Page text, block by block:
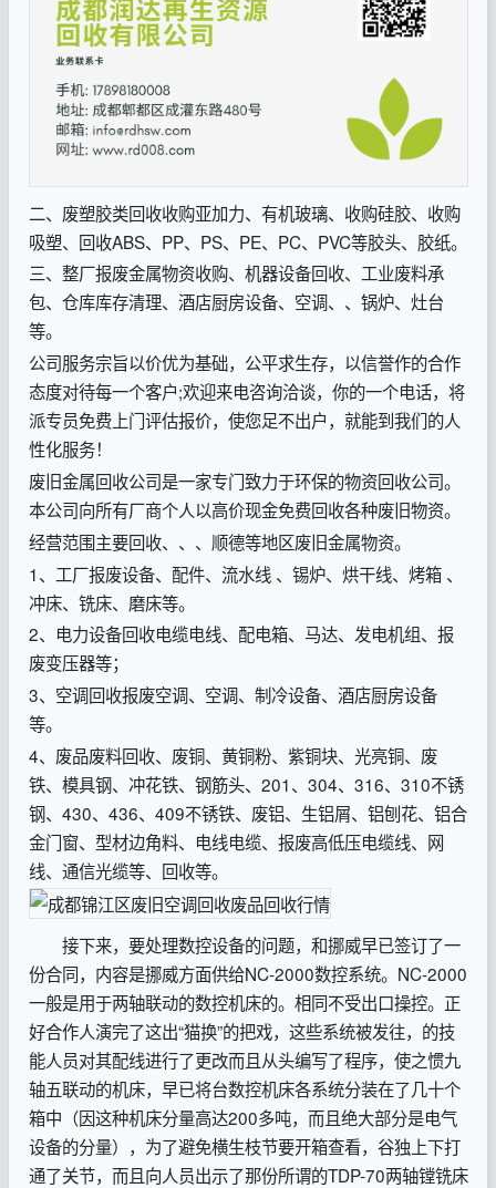
二、废塑胶类回收收购亚加力、有机玻璃、收购硅胶、收购
吸塑、回收ABS、PP、PS、PE、PC、PVC等胶头、胶纸。
三、整厂报废金属物资收购、机器设备回收、工业废料承
包、仓库库存清理、酒店厨房设备、空调、、锅炉、灶台
等。
公司服务宗旨以价优为基础，公平求生存，以信誉作的合作
态度对待每一个客户;欢迎来电咨询洽谈，你的一个电话，将
派专员免费上门评估报价，使您足不出户，就能到我们的人
性化服务！
废旧金属回收公司是一家专门致力于环保的物资回收公司。
本公司向所有厂商个人以高价现金免费回收各种废旧物资。
经营范围主要回收、、、顺德等地区废旧金属物资。
1、工厂报废设备、配件、流水线 、锡炉、烘干线、烤箱 、
冲床、铣床、磨床等。
2、电力设备回收电缆电线、配电箱、马达、发电机组、报
废变压器等；
3、空调回收报废空调、空调、制冷设备、酒店厨房设备
等。
4、废品废料回收、废铜、黄铜粉、紫铜块、光亮铜、废
铁、模具钢、冲花铁、钢筋头、201、304、316、310不锈
钢、430、436、409不锈铁、废铝、生铝屑、铝刨花、铝合
金门窗、型材边角料、电线电缆、报废高低压电缆线、网
线、通信光缆等、回收等。
接下来，要处理数控设备的问题，和挪威早已签订了一
份合同，内容是挪威方面供给NC-2000数控系统。NC-2000
一般是用于两轴联动的数控机床的。相同不受出口操控。正
好合作人演完了这出“猫换”的把戏，这些系统被发往，的技
能人员对其配线进行了更改而且从头编写了程序，使之惯九
轴五联动的机床，早已将台数控机床各系统分装在了几十个
箱中（因这种机床分量高达200多吨，而且绝大部分是电气
设备的分量），为了避免横生枝节要开箱查看，谷独上下打
通了关节，而且向人员出示了那份所谓的TDP-70两轴镗铣床